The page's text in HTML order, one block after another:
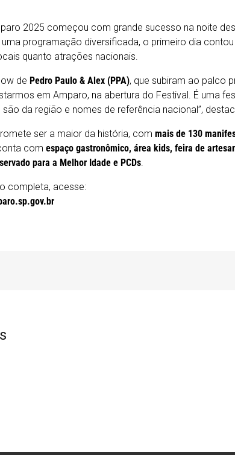
2025 começou com grande sucesso na noite
programação diversificada, o primeiro dia
quanto atrações nacionais.
de Pedro Paulo & Alex (PPA), que subiram ao palco
em Amparo, na abertura do Festival. É uma
da região e nomes de referência nacional”,
ser a maior da história, com mais de 130
com espaço gastronômico, área kids, feira de
para a Melhor Idade e PCDs.
completa, acesse: